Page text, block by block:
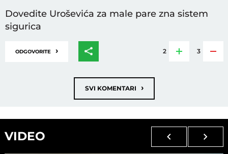
Dovedite Uroševića za male pare zna sistem
sigurica
ODGOVORITE › 2 3
SVI KOMENTARI ›
VIDEO